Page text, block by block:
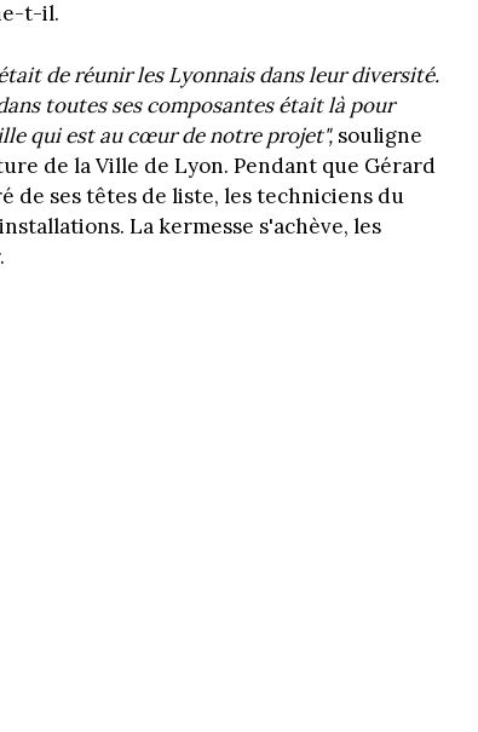
t-il.
de réunir les Lyonnais dans leur diversité.
toutes ses composantes était là pour
qui est au cœur de notre projet", souligne
de la Ville de Lyon. Pendant que Gérard
de ses têtes de liste, les techniciens du
La kermesse s'achève, les